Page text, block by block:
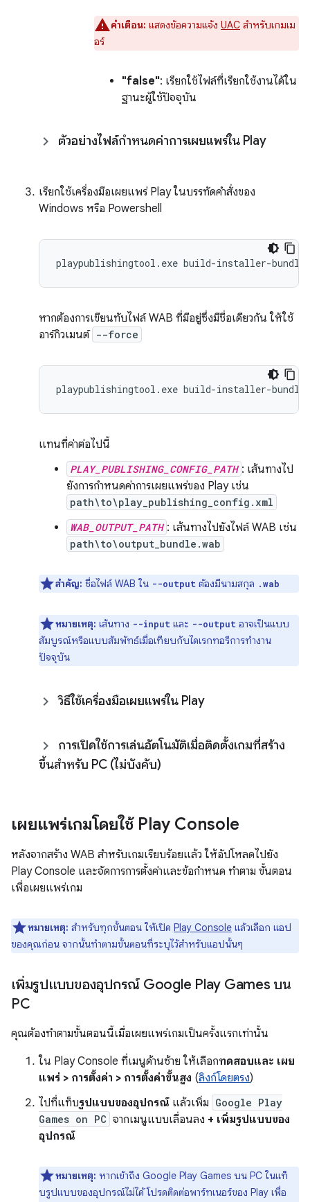
คำเตือน: แสดงข้อความแจ้ง UAC สำหรับเกมเม
อร์
"false": เรียกใช้ไฟล์ที่เรียกใช้งานได้ใน
ฐานะผู้ใช้ปัจจุบัน
ตัวอย่างไฟล์กำหนดค่าการเผยแพร่ใน Play
เรียกใช้เครื่องมือเผยแพร่ Play ในบรรทัดคำสั่งของ
Windows หรือ Powershell
playpublishingtool.exe build-installer-
หากต้องการเขียนทับไฟล์ WAB ที่มีอยู่ซึ่งมีชื่อเดียวกัน ให้ใช้
อาร์กิวเมนต์ --force
playpublishingtool.exe build-installer-
แทนที่ค่าต่อไปนี้
PLAY_PUBLISHING_CONFIG_PATH : เส้นทางไป
ยังการกำหนดค่าการเผยแพร่ของ Play เช่น
path\to\play_publishing_config.xml
WAB_OUTPUT_PATH : เส้นทางไปยังไฟล์ WAB เช่น
path\to\output_bundle.wab
สำคัญ: ชื่อไฟล์ WAB ใน --output ต้องมีนามสกุล .wab
หมายเหตุ: เส้นทาง --input และ --output อาจเป็นแบบ
สัมบูรณ์หรือแบบสัมพัทธ์เมื่อเทียบกับไดเรกทอรีการทำงาน
ปัจจุบัน
วิธีใช้เครื่องมือเผยแพร่ใน Play
การเปิดใช้การเล่นอัตโนมัติเมื่อติดตั้งเกมที่สร้าง
ขึ้นสำหรับ PC (ไม่บังคับ)
เผยแพร่เกมโดยใช้ Play Console
หลังจากสร้าง WAB สำหรับเกมเรียบร้อยแล้ว ให้อัปโหลดไปยัง
Play Console และจัดการการตั้งค่าและข้อกำหนด ทำตาม ขั้นตอน
เพื่อเผยแพร่เกม
หมายเหตุ: สำหรับทุกขั้นตอน ให้เปิด Play Console แล้วเลือก แอป
ของคุณก่อน จากนั้นทำตามขั้นตอนที่ระบุไว้สำหรับแอปนั้นๆ
เพิ่มรูปแบบของอุปกรณ์ Google Play Games บน
PC
คุณต้องทำตามขั้นตอนนี้เมื่อเผยแพร่เกมเป็นครั้งแรกเท่านั้น
ใน Play Console ที่เมนูด้านซ้าย ให้เลือกทดสอบและ เผย
แพร่ > การตั้งค่า > การตั้งค่าขั้นสูง (ลิงก์โดยตรง)
ไปที่แท็บรูปแบบของอุปกรณ์ แล้วเพิ่ม Google Play
Games on PC จากเมนูแบบเลื่อนลง + เพิ่มรูปแบบของ
อุปกรณ์
หมายเหตุ: หากเข้าถึง Google Play Games บน PC ในแท็
บรูปแบบของอุปกรณ์ไม่ได้ โปรดติดต่อพาร์ทเนอร์ของ Play เพื่อ